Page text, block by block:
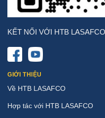
KẾT NỐI VỚI HTB LASAFCO
GIỚI THIỆU
Về HTB LASAFCO
Hợp tác với HTB LASAFCO